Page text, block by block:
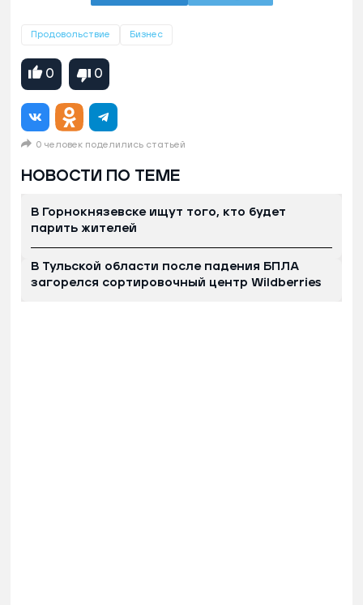
Продовольствие Бизнес
0 0
0 человек поделились статьей
НОВОСТИ ПО ТЕМЕ
В Горнокнязевске ищут того, кто будет
парить жителей
В Тульской области после падения БПЛА
загорелся сортировочный центр Wildberries